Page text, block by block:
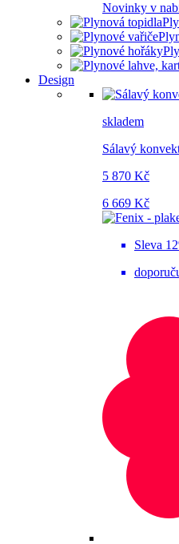
Novinky v
Design
skladem
Sálavý
5 870 Kč
6 669 Kč
Sleva